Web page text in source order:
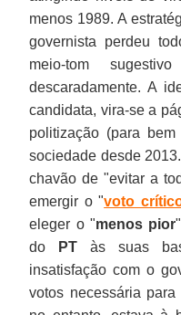
menos 1989. A
governista perdeu
meio-tom
descaradamente. A
candidata, vira-se a
politização (para
sociedade desde
chavão de "evitar a
emergir o "voto
eleger o "menos pior
do
PT às suas
insatisfação com o
votos necessária